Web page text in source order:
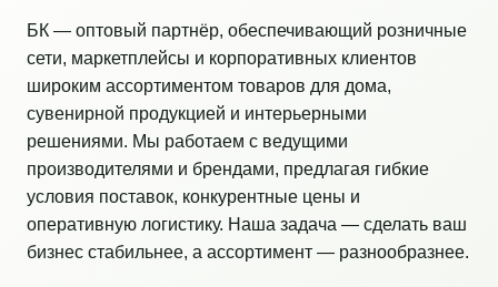
БК — оптовый партнёр, обеспечивающий розничные
сети, маркетплейсы и корпоративных клиентов
широким ассортиментом товаров для дома,
сувенирной продукцией и интерьерными
решениями. Мы работаем с ведущими
производителями и брендами, предлагая гибкие
условия поставок, конкурентные цены и
оперативную логистику. Наша задача — сделать ваш
бизнес стабильнее, а ассортимент — разнообразнее.